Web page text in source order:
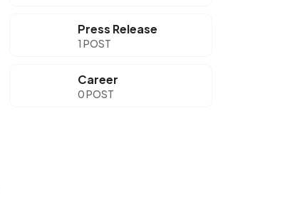
Press Release
1 POST
Career
0 POST